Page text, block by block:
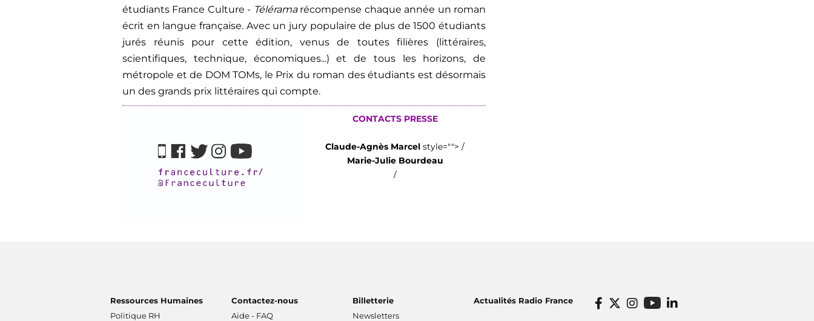
étudiants France Culture - Télérama récompense chaque année un roman
écrit en langue française. Avec un jury populaire de plus de 1500 étudiants
jurés réunis pour cette édition, venus de toutes filières (littéraires,
scientifiques, technique, économiques...) et de tous les horizons, de
métropole et de DOM TOMs, le Prix du roman des étudiants est désormais
un des grands prix littéraires qui compte.
CONTACTS PRESSE
Claude-Agnès Marcel style=""> /
Marie-Julie Bourdeau
/
Ressources Humaines
Politique RH
Contactez-nous
Aide - FAQ
Billetterie
Newsletters
Actualités Radio France